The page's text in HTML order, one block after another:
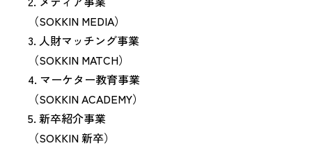
（SOKKIN MEDIA）
3. 人財マッチング事業
（SOKKIN MATCH）
4. マーケター教育事業
（SOKKIN ACADEMY）
5. 新卒紹介事業
（SOKKIN 新卒）